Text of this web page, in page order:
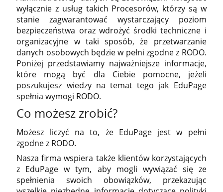
wyłącznie z usług takich Procesorów, którzy są w
stanie zagwarantować wystarczający poziom
bezpieczeństwa oraz wdrożyć środki techniczne i
organizacyjne w taki sposób, że przetwarzanie
danych osobowych będzie w pełni zgodne z RODO.
Poniżej przedstawiamy najważniejsze informacje,
które mogą być dla Ciebie pomocne, jeżeli
poszukujesz wiedzy na temat tego jak EduPage
spełnia wymogi RODO.
Co możesz zrobić?
Możesz liczyć na to, że EduPage jest w pełni
zgodne z RODO.
Nasza firma wspiera także klientów korzystających
z EduPage w tym, aby mogli wywiązać się ze
spełnienia swoich obowiązków, przekazując